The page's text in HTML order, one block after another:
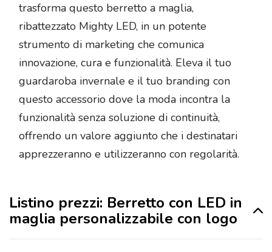
trasforma questo berretto a maglia,
ribattezzato Mighty LED, in un potente
strumento di marketing che comunica
innovazione, cura e funzionalità. Eleva il tuo
guardaroba invernale e il tuo branding con
questo accessorio dove la moda incontra la
funzionalità senza soluzione di continuità,
offrendo un valore aggiunto che i destinatari
apprezzeranno e utilizzeranno con regolarità.
Listino prezzi: Berretto con LED in
maglia personalizzabile con logo